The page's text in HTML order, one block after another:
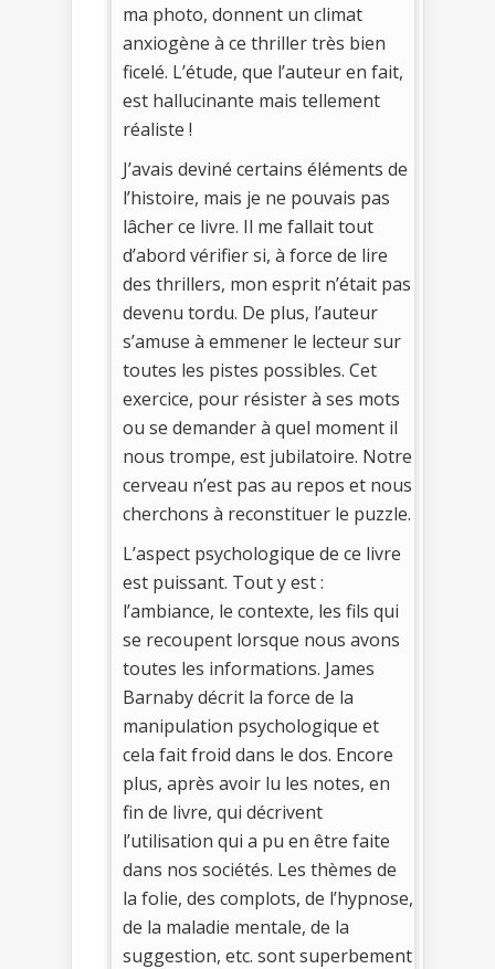
ma photo, donnent un climat
anxiogène à ce thriller très bien
ficelé. L’étude, que l’auteur en fait,
est hallucinante mais tellement
réaliste !
J’avais deviné certains éléments de
l’histoire, mais je ne pouvais pas
lâcher ce livre. Il me fallait tout
d’abord vérifier si, à force de lire
des thrillers, mon esprit n’était pas
devenu tordu. De plus, l’auteur
s’amuse à emmener le lecteur sur
toutes les pistes possibles. Cet
exercice, pour résister à ses mots
ou se demander à quel moment il
nous trompe, est jubilatoire. Notre
cerveau n’est pas au repos et nous
cherchons à reconstituer le puzzle.
L’aspect psychologique de ce livre
est puissant. Tout y est :
l’ambiance, le contexte, les fils qui
se recoupent lorsque nous avons
toutes les informations. James
Barnaby décrit la force de la
manipulation psychologique et
cela fait froid dans le dos. Encore
plus, après avoir lu les notes, en
fin de livre, qui décrivent
l’utilisation qui a pu en être faite
dans nos sociétés. Les thèmes de
la folie, des complots, de l’hypnose,
de la maladie mentale, de la
suggestion, etc. sont superbement